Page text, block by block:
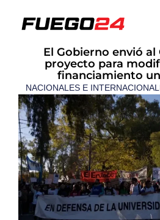
El Gobierno envió al
proyecto para
financiamiento
NACIONALES E